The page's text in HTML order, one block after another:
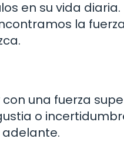
en su vida diaria.
la
una fuerza
o
adelante.